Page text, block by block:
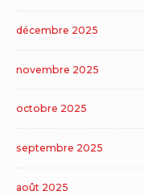
décembre 2025
novembre 2025
octobre 2025
septembre 2025
août 2025